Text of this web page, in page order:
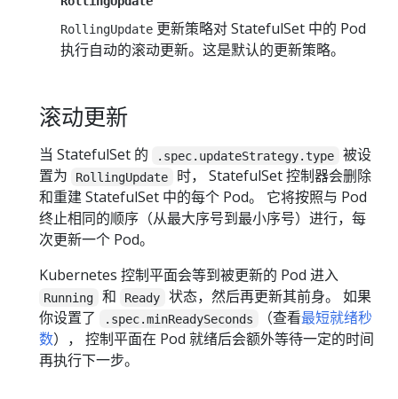
RollingUpdate 更新策略对 StatefulSet 中的 Pod
执行自动的滚动更新。这是默认的更新策略。
滚动更新
当 StatefulSet 的 .spec.updateStrategy.type
被设
置为
RollingUpdate
时， StatefulSet 控制器会删除
和重建 StatefulSet 中的每个 Pod。 它将按照与 Pod
终止相同的顺序（从最大序号到最小序号）进行，每
次更新一个 Pod。
Kubernetes 控制平面会等到被更新的 Pod 进入
Running 和 Ready
状态，然后再更新其前身。 如果
你设置了
.spec.minReadySeconds （查看最短就绪秒
数）， 控制平面在 Pod 就绪后会额外等待一定的时间
再执行下一步。